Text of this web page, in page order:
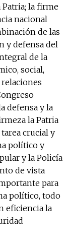
Patria; la firme
nacional
de las
y defensa del
de la
social,
defensa y la
la Patria
crucial y
político y
y la Policía
de vista
para
político, todo
eficiencia la